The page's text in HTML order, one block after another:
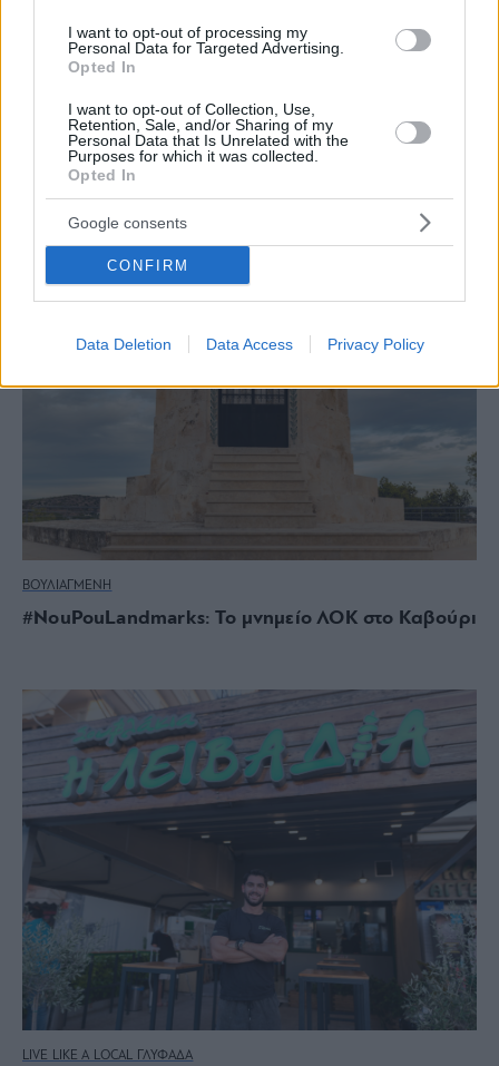
I want to opt-out of processing my
Personal Data for Targeted Advertising.
Opted In
I want to opt-out of Collection, Use,
Retention, Sale, and/or Sharing of my
Personal Data that Is Unrelated with the
Purposes for which it was collected.
Opted In
Google consents
CONFIRM
Data Deletion Data Access Privacy Policy
Πού να δεις το Mουντιάλ στα νότια προάστια
ΒΟΥΛΙΑΓΜΕΝΗ
#NouPouLandmarks: Το μνημείο ΛΟΚ στο Καβούρι
LIVE LIKE A LOCAL ΓΛΥΦΑΔΑ